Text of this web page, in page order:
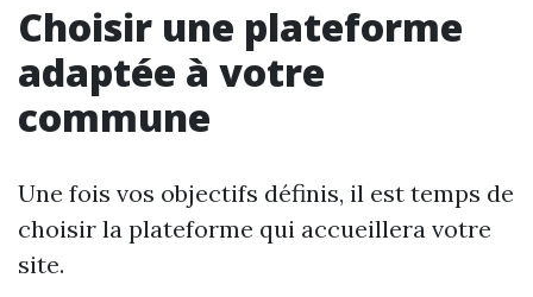
Choisir une plateforme
adaptée à votre
commune
Une fois vos objectifs définis, il est temps de
choisir la plateforme qui accueillera votre
site.